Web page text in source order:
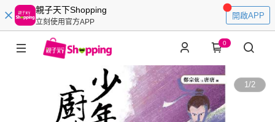
親子天下Shopping
立刻使用官方APP
開啟APP
0
1/2